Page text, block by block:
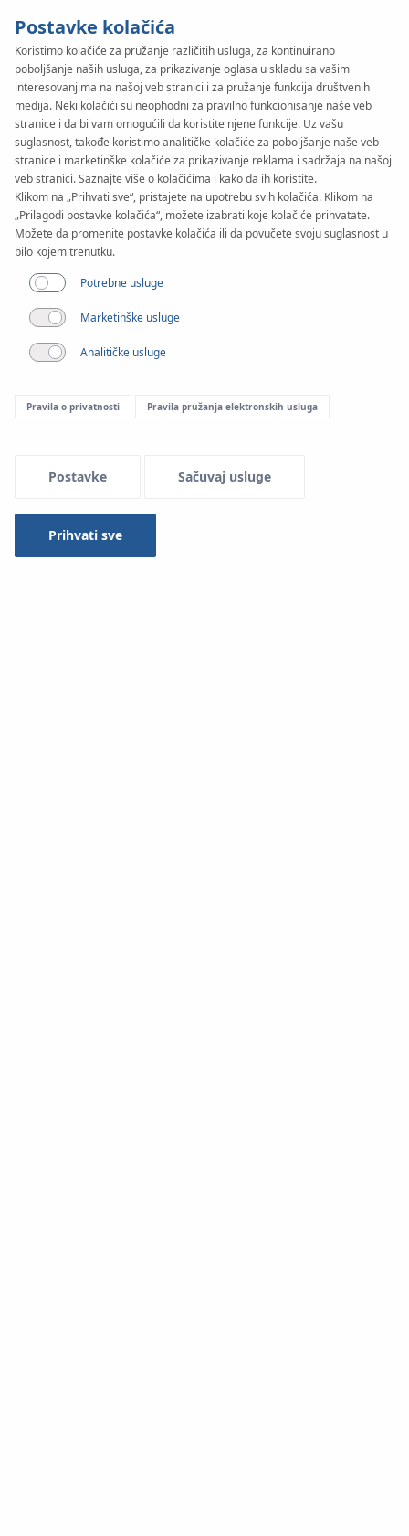
Postavke kolačića
Koristimo kolačiće za pružanje različitih usluga, za kontinuirano
poboljšanje naših usluga, za prikazivanje oglasa u skladu sa vašim
interesovanjima na našoj veb stranici i za pružanje funkcija društvenih
medija. Neki kolačići su neophodni za pravilno funkcionisanje naše veb
stranice i da bi vam omogućili da koristite njene funkcije. Uz vašu
suglasnost, takođe koristimo analitičke kolačiće za poboljšanje naše veb
stranice i marketinške kolačiće za prikazivanje reklama i sadržaja na našoj
veb stranici. Saznajte više o kolačićima i kako da ih koristite.
Klikom na „Prihvati sve“, pristajete na upotrebu svih kolačića. Klikom na
„Prilagodi postavke kolačića“, možete izabrati koje kolačiće prihvatate.
Možete da promenite postavke kolačića ili da povučete svoju suglasnost u
bilo kojem trenutku.
Potrebne usluge
Marketinške usluge
Analitičke usluge
Pravila o privatnosti Pravila pružanja elektronskih usluga
Postavke Sačuvaj usluge
Prihvati sve